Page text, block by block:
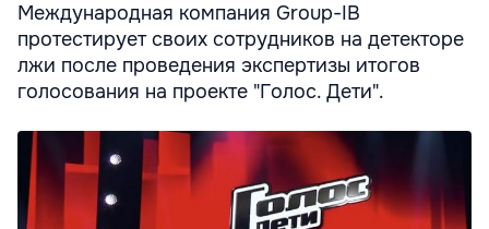
Международная компания Group-IB
протестирует своих сотрудников на детекторе
лжи после проведения экспертизы итогов
голосования на проекте "Голос. Дети".